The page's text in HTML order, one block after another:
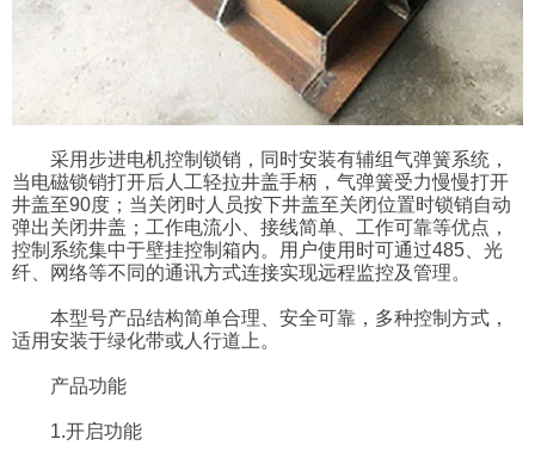
采用步进电机控制锁销，同时安装有辅组气弹簧系统，
当电磁锁销打开后人工轻拉井盖手柄，气弹簧受力慢慢打开
井盖至90度；当关闭时人员按下井盖至关闭位置时锁销自动
弹出关闭井盖；工作电流小、接线简单、工作可靠等优点，
控制系统集中于壁挂控制箱内。用户使用时可通过485、光
纤、网络等不同的通讯方式连接实现远程监控及管理。
本型号产品结构简单合理、安全可靠，多种控制方式，
适用安装于绿化带或人行道上。
产品功能
1.开启功能